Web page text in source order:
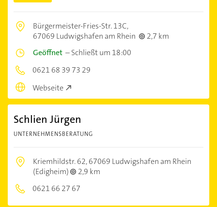
Bürgermeister-Fries-Str. 13C,
67069 Ludwigshafen am Rhein
2,7 km
Geöffnet –Schließt um 18:00
0621 68 39 73 29
Webseite
Schlien Jürgen
UNTERNEHMENSBERATUNG
Kriemhildstr. 62,67069 Ludwigshafen am Rhein
(Edigheim)
2,9 km
0621 66 27 67